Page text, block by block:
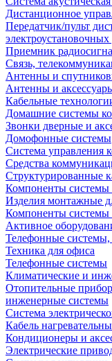
Дистанционное
Передатчик/пульт
электроустановочных
Приемник
Связь,
Антенны и
Антенны и
Кабельные
Домашние системы
Звонки дверные и
Домофонные системы
Система управления
Средства
Структурированные
Компоненты системы
Изделия монтажные
Компоненты системы
Активное
Телефонные системы,
Техника для офиса
Телефонные системы
Климатические и
Отопительные
инженерные системы
Система
Кабель
Кондиционеры и
Электрические